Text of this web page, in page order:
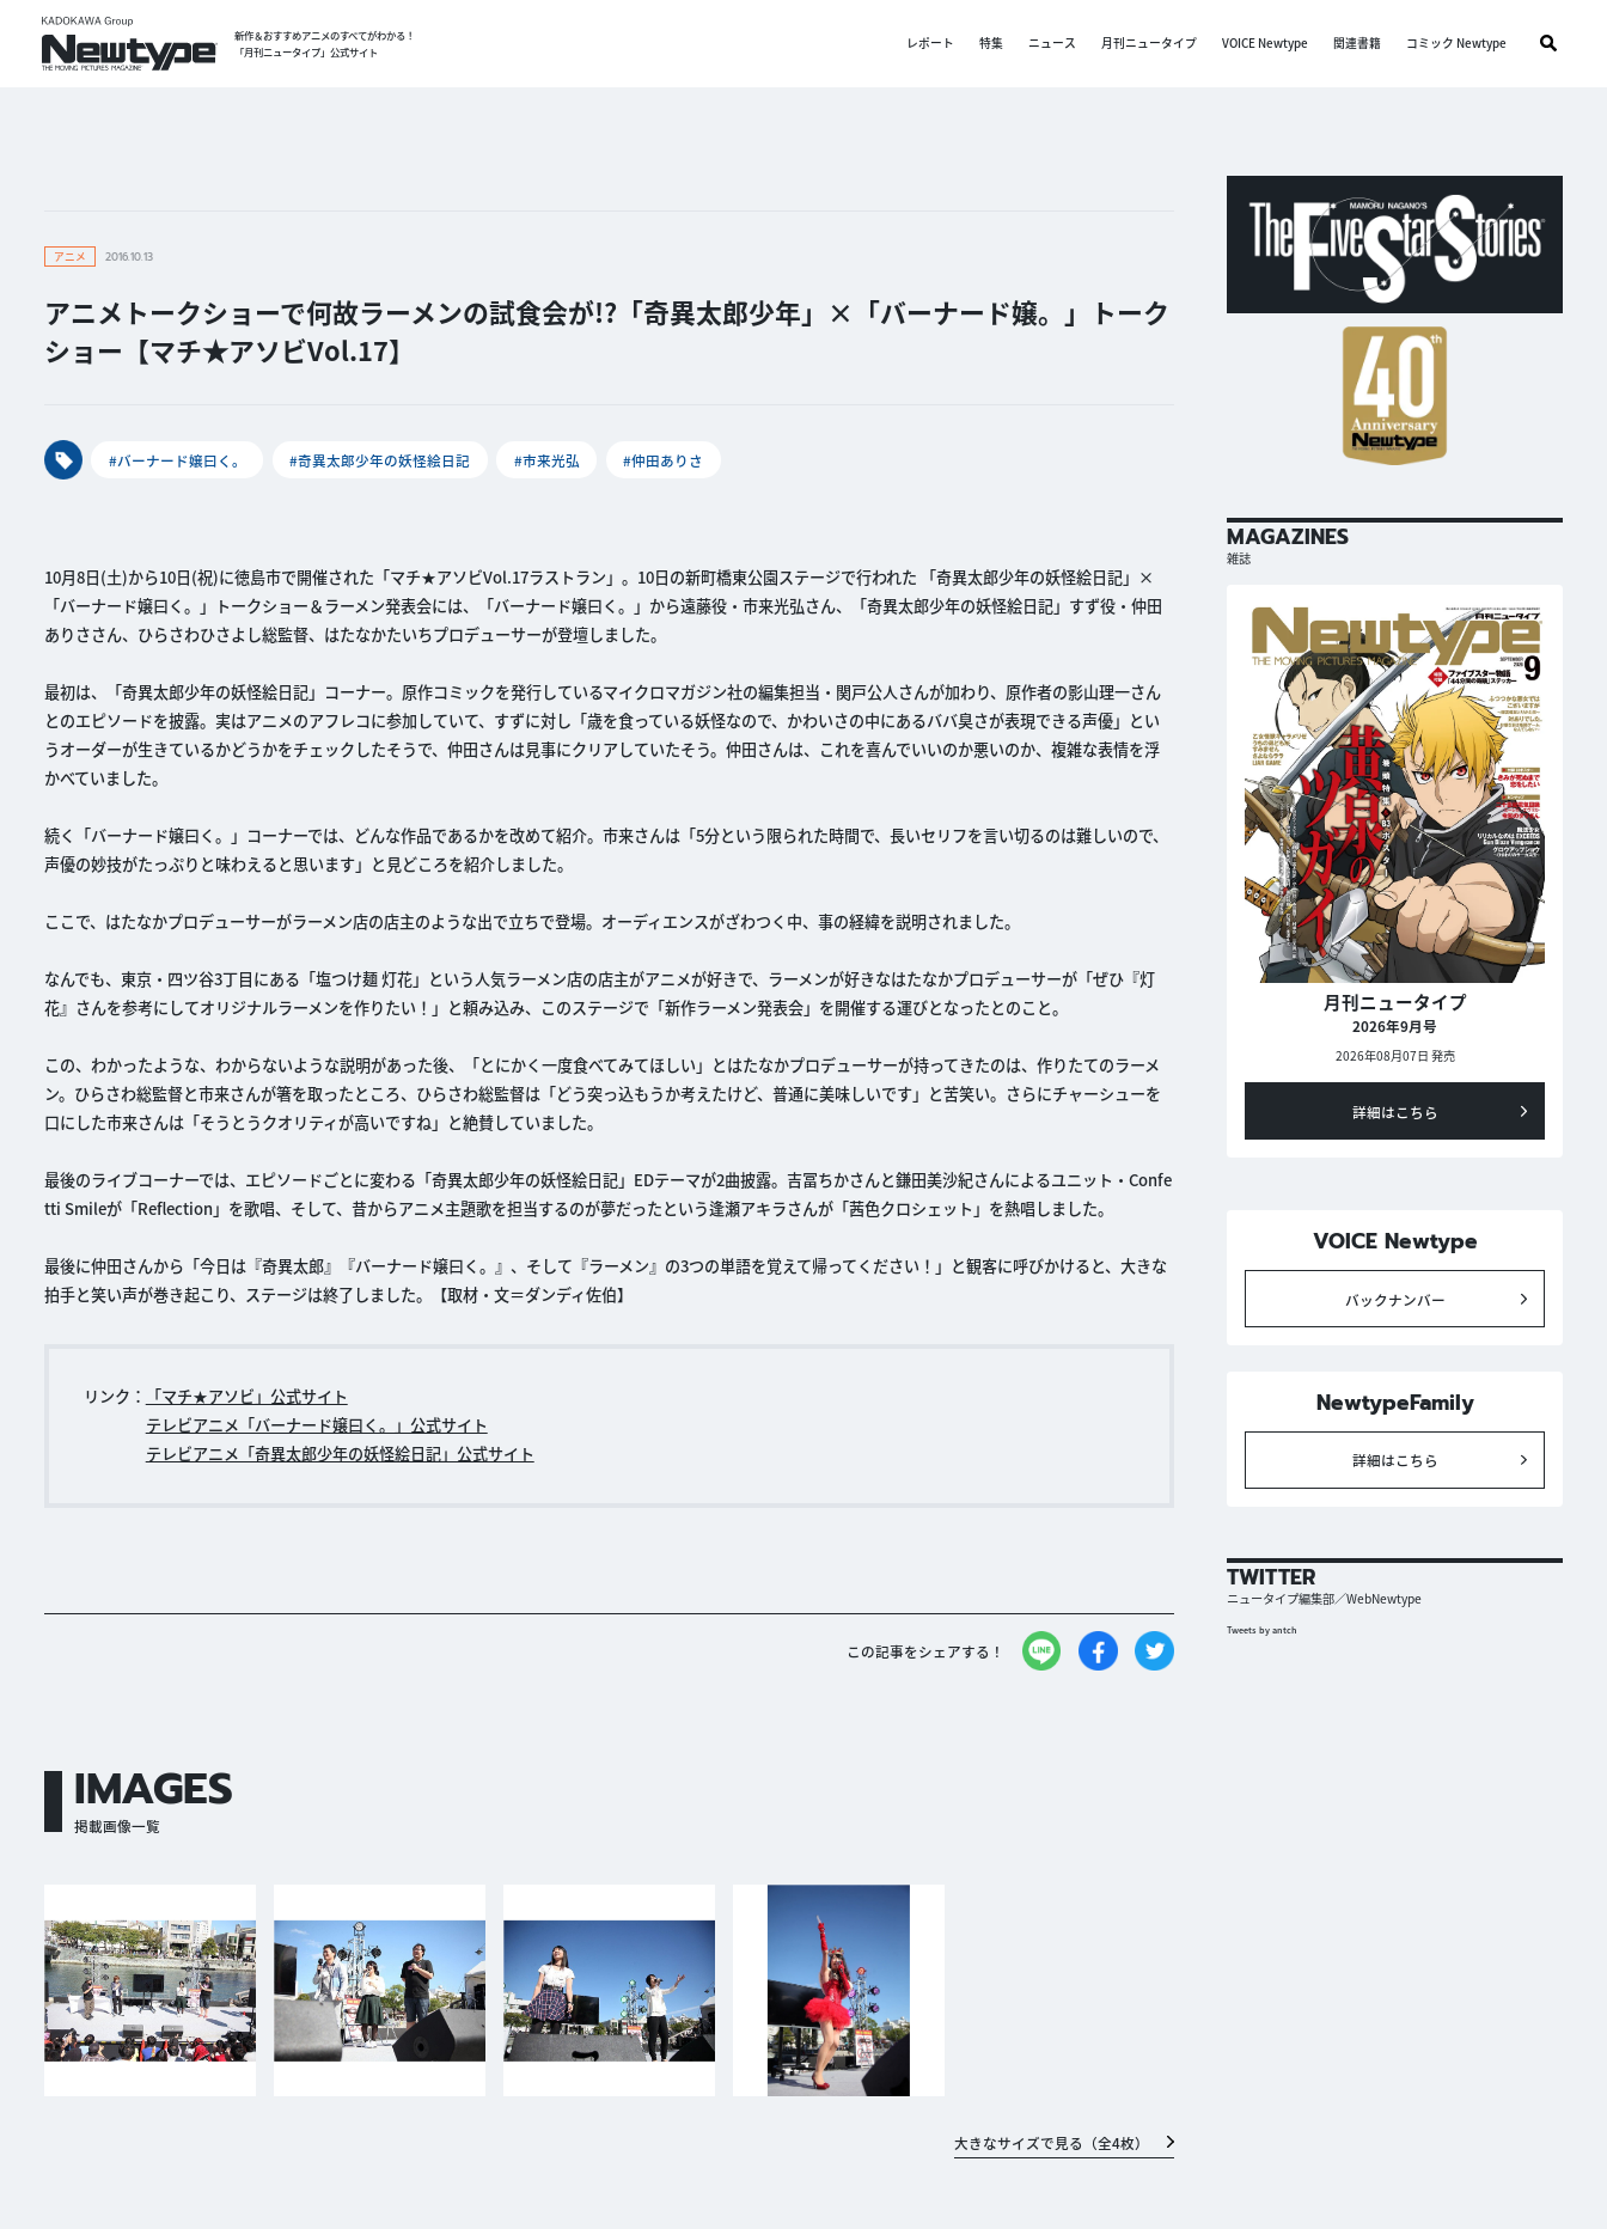
新作＆おすすめアニメのすべてがわかる！
「月刊ニュータイプ」公式サイト
レポート 特集 ニュース 月刊ニュータイプ VOICE Newtype 関連書籍 コミック Newtype
アニメ 2016.10.13
アニメトークショーで何故ラーメンの試食会が!?「奇異太郎少年」×「バーナード嬢。」トーク
ショー【マチ★アソビVol.17】
#バーナード嬢曰く。 #奇異太郎少年の妖怪絵日記 #市来光弘 #仲田ありさ
10月8日(土)から10日(祝)に徳島市で開催された「マチ★アソビVol.17ラストラン」。10日の新町橋東公園ステージで行われた 「奇異太郎少年の妖怪絵日記」×
「バーナード嬢曰く。」トークショー＆ラーメン発表会には、「バーナード嬢曰く。」から遠藤役・市来光弘さん、「奇異太郎少年の妖怪絵日記」すず役・仲田
ありささん、ひらさわひさよし総監督、はたなかたいちプロデューサーが登壇しました。
最初は、「奇異太郎少年の妖怪絵日記」コーナー。原作コミックを発行しているマイクロマガジン社の編集担当・関戸公人さんが加わり、原作者の影山理一さん
とのエピソードを披露。実はアニメのアフレコに参加していて、すずに対し「歳を食っている妖怪なので、かわいさの中にあるババ臭さが表現できる声優」とい
うオーダーが生きているかどうかをチェックしたそうで、仲田さんは見事にクリアしていたそう。仲田さんは、これを喜んでいいのか悪いのか、複雑な表情を浮
かべていました。
続く「バーナード嬢曰く。」コーナーでは、どんな作品であるかを改めて紹介。市来さんは「5分という限られた時間で、長いセリフを言い切るのは難しいので、
声優の妙技がたっぷりと味わえると思います」と見どころを紹介しました。
ここで、はたなかプロデューサーがラーメン店の店主のような出で立ちで登場。オーディエンスがざわつく中、事の経緯を説明されました。
なんでも、東京・四ツ谷3丁目にある「塩つけ麺 灯花」という人気ラーメン店の店主がアニメが好きで、ラーメンが好きなはたなかプロデューサーが「ぜひ『灯
花』さんを参考にしてオリジナルラーメンを作りたい！」と頼み込み、このステージで「新作ラーメン発表会」を開催する運びとなったとのこと。
この、わかったような、わからないような説明があった後、「とにかく一度食べてみてほしい」とはたなかプロデューサーが持ってきたのは、作りたてのラーメ
ン。ひらさわ総監督と市来さんが箸を取ったところ、ひらさわ総監督は「どう突っ込もうか考えたけど、普通に美味しいです」と苦笑い。さらにチャーシューを
口にした市来さんは「そうとうクオリティが高いですね」と絶賛していました。
最後のライブコーナーでは、エピソードごとに変わる「奇異太郎少年の妖怪絵日記」EDテーマが2曲披露。吉冨ちかさんと鎌田美沙紀さんによるユニット・Confe
tti Smileが「Reflection」を歌唱、そして、昔からアニメ主題歌を担当するのが夢だったという逢瀬アキラさんが「茜色クロシェット」を熱唱しました。
最後に仲田さんから「今日は『奇異太郎』『バーナード嬢曰く。』、そして『ラーメン』の3つの単語を覚えて帰ってください！」と観客に呼びかけると、大きな
拍手と笑い声が巻き起こり、ステージは終了しました。【取材・文＝ダンディ佐伯】
リンク：
「マチ★アソビ」公式サイト
テレビアニメ「バーナード嬢曰く。」公式サイト
テレビアニメ「奇異太郎少年の妖怪絵日記」公式サイト
この記事をシェアする！
IMAGES
掲載画像一覧
大きなサイズで見る（全4枚）
MAGAZINES
雑誌
月刊ニュータイプ
2026年9月号
2026年08月07日 発売
詳細はこちら
VOICE Newtype
バックナンバー
NewtypeFamily
詳細はこちら
TWITTER
ニュータイプ編集部／WebNewtype
Tweets by antch